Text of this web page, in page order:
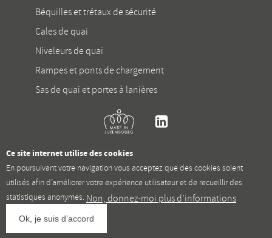
Béquilles et trétaux de sécurité
Cales de quai
Niveleurs de quai
Rampes et ponts de chargement
Sas de quai et portes à lanières
Kremer
Mentions légales
Ce site internet utilise des cookies
En poursuivant votre navigation vous acceptez que des cookies soient
utilisés afin d’améliorer votre expérience utilisateur et de recueillir des
statistiques anonymes. Non, donnez-moi plus d’informations
Ok, je suis d’accord